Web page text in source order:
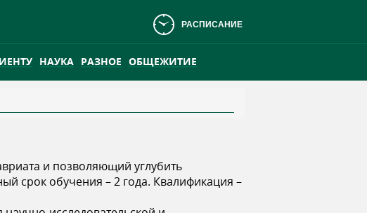
РАСПИСАНИЕ
НАУКА РАЗНОЕ ОБЩЕЖИТИЕ
и позволяющий углубить
срок обучения – 2 года. Квалификация –